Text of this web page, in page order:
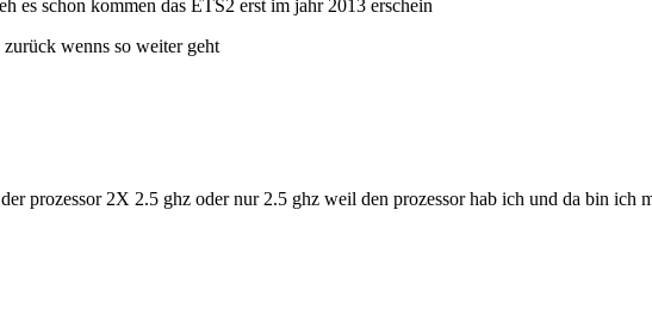
es schon kommen das ETS2 erst im jahr 2013 erschein
wenns so weiter geht
prozessor 2X 2.5 ghz oder nur 2.5 ghz weil den prozessor hab ich und da bin ich